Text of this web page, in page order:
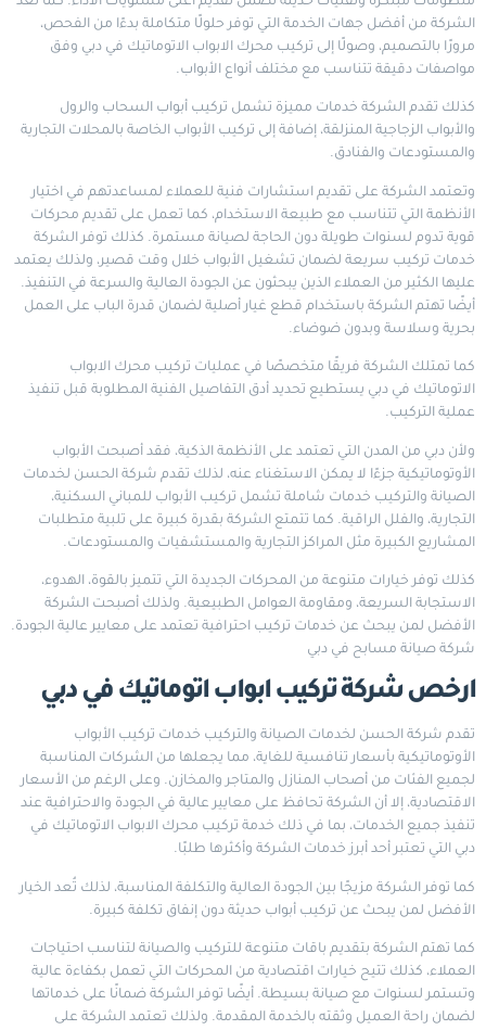
الشركة من أفضل جهات الخدمة التي توفر حلولًا متكاملة بدءًا من الفحص،
مرورًا بالتصميم، وصولًا إلى تركيب محرك الابواب الاتوماتيك في دبي وفق
مواصفات دقيقة تتناسب مع مختلف أنواع الأبواب.
كذلك تقدم الشركة خدمات مميزة تشمل تركيب أبواب السحاب والرول
والأبواب الزجاجية المنزلقة، إضافة إلى تركيب الأبواب الخاصة بالمحلات التجارية
والمستودعات والفنادق.
وتعتمد الشركة على تقديم استشارات فنية للعملاء لمساعدتهم في اختيار
الأنظمة التي تتناسب مع طبيعة الاستخدام، كما تعمل على تقديم محركات
قوية تدوم لسنوات طويلة دون الحاجة لصيانة مستمرة. كذلك توفر الشركة
خدمات تركيب سريعة لضمان تشغيل الأبواب خلال وقت قصير، ولذلك يعتمد
عليها الكثير من العملاء الذين يبحثون عن الجودة العالية والسرعة في التنفيذ.
أيضًا تهتم الشركة باستخدام قطع غيار أصلية لضمان قدرة الباب على العمل
بحرية وسلاسة وبدون ضوضاء.
كما تمتلك الشركة فريقًا متخصصًا في عمليات تركيب محرك الابواب
الاتوماتيك في دبي يستطيع تحديد أدق التفاصيل الفنية المطلوبة قبل تنفيذ
عملية التركيب.
ولأن دبي من المدن التي تعتمد على الأنظمة الذكية، فقد أصبحت الأبواب
الأوتوماتيكية جزءًا لا يمكن الاستغناء عنه، لذلك تقدم شركة الحسن لخدمات
الصيانة والتركيب خدمات شاملة تشمل تركيب الأبواب للمباني السكنية،
التجارية، والفلل الراقية. كما تتمتع الشركة بقدرة كبيرة على تلبية متطلبات
المشاريع الكبيرة مثل المراكز التجارية والمستشفيات والمستودعات.
كذلك توفر خيارات متنوعة من المحركات الجديدة التي تتميز بالقوة، الهدوء،
الاستجابة السريعة، ومقاومة العوامل الطبيعية. ولذلك أصبحت الشركة
الأفضل لمن يبحث عن خدمات تركيب احترافية تعتمد على معايير عالية الجودة.
شركة صيانة مسابح في دبي
ارخص شركة تركيب ابواب اتوماتيك في دبي
تقدم شركة الحسن لخدمات الصيانة والتركيب خدمات تركيب الأبواب
الأوتوماتيكية بأسعار تنافسية للغاية، مما يجعلها من الشركات المناسبة
لجميع الفئات من أصحاب المنازل والمتاجر والمخازن. وعلى الرغم من الأسعار
الاقتصادية، إلا أن الشركة تحافظ على معايير عالية في الجودة والاحترافية عند
تنفيذ جميع الخدمات، بما في ذلك خدمة تركيب محرك الابواب الاتوماتيك في
دبي التي تعتبر أحد أبرز خدمات الشركة وأكثرها طلبًا.
كما توفر الشركة مزيجًا بين الجودة العالية والتكلفة المناسبة، لذلك تُعد الخيار
الأفضل لمن يبحث عن تركيب أبواب حديثة دون إنفاق تكلفة كبيرة.
كما تهتم الشركة بتقديم باقات متنوعة للتركيب والصيانة لتناسب احتياجات
العملاء، كذلك تتيح خيارات اقتصادية من المحركات التي تعمل بكفاءة عالية
وتستمر لسنوات مع صيانة بسيطة. أيضًا توفر الشركة ضمانًا على خدماتها
لضمان راحة العميل وثقته بالخدمة المقدمة. ولذلك تعتمد الشركة على